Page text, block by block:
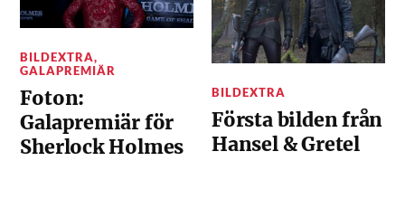
BILDEXTRA,
GALAPREMIÄR
Foton:
Galapremiär för
Sherlock Holmes
BILDEXTRA
Första bilden från
Hansel & Gretel